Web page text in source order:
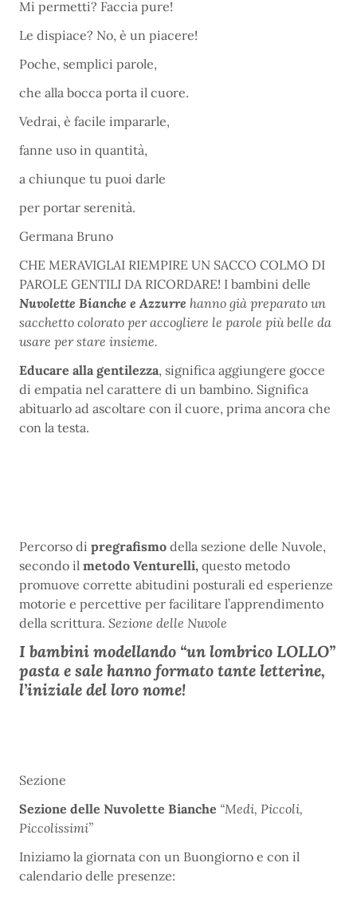
Mi permetti? Faccia pure!
Le dispiace? No, è un piacere!
Poche, semplici parole,
che alla bocca porta il cuore.
Vedrai, è facile impararle,
fanne uso in quantità,
a chiunque tu puoi darle
per portar serenità.
Germana Bruno
CHE MERAVIGLAI RIEMPIRE UN SACCO COLMO DI
PAROLE GENTILI DA RICORDARE! I bambini delle
Nuvolette Bianche e Azzurre hanno già preparato un
sacchetto colorato per accogliere le parole più belle da
usare per stare insieme.
Educare alla gentilezza, significa aggiungere gocce
di empatia nel carattere di un bambino. Significa
abituarlo ad ascoltare con il cuore, prima ancora che
con la testa.
Percorso di pregrafismo della sezione delle Nuvole,
secondo il metodo Venturelli, questo metodo
promuove corrette abitudini posturali ed esperienze
motorie e percettive per facilitare l’apprendimento
della scrittura. Sezione delle Nuvole
I bambini modellando “un lombrico LOLLO”
pasta e sale hanno formato tante letterine,
l’iniziale del loro nome!
Sezione
Sezione delle Nuvolette Bianche “Medi, Piccoli,
Piccolissimi”
Iniziamo la giornata con un Buongiorno e con il
calendario delle presenze: